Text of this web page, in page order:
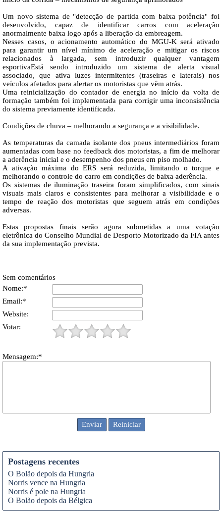
Um novo sistema de "detecção de partida com baixa potência" foi
desenvolvido, capaz de identificar carros com aceleração
anormalmente baixa logo após a liberação da embreagem.
Nesses casos, o acionamento automático do MGU-K será ativado
para garantir um nível mínimo de aceleração e mitigar os riscos
relacionados à largada, sem introduzir qualquer vantagem
esportivaEstá sendo introduzido um sistema de alerta visual
associado, que ativa luzes intermitentes (traseiras e laterais) nos
veículos afetados para alertar os motoristas que vêm atrás.
Uma reinicialização do contador de energia no início da volta de
formação também foi implementada para corrigir uma inconsistência
do sistema previamente identificada.
Condições de chuva – melhorando a segurança e a visibilidade.
As temperaturas da camada isolante dos pneus intermediários foram
aumentadas com base no feedback dos motoristas, a fim de melhorar
a aderência inicial e o desempenho dos pneus em piso molhado.
A ativação máxima do ERS será reduzida, limitando o torque e
melhorando o controle do carro em condições de baixa aderência.
Os sistemas de iluminação traseira foram simplificados, com sinais
visuais mais claros e consistentes para melhorar a visibilidade e o
tempo de reação dos motoristas que seguem atrás em condições
adversas.
Estas propostas finais serão agora submetidas a uma votação
eletrônica do Conselho Mundial de Desporto Motorizado da FIA antes
da sua implementação prevista.
Sem comentários
Nome:*
Email:*
Website:
Votar:
Mensagem:*
Postagens recentes
O Bolão depois da Hungria
Norris vence na Hungria
Norris é pole na Hungria
O Bolão depois da Bélgica